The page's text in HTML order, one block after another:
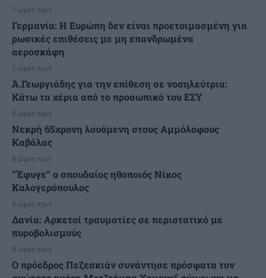
7 ώρες πριν
Γερμανία: Η Ευρώπη δεν είναι προετοιμασμένη για
ρωσικές επιθέσεις με μη επανδρωμένα
αεροσκάφη
7 ώρες πριν
Ά.Γεωργιάδης για την επίθεση σε νοσηλεύτρια:
Κάτω τα χέρια από το προσωπικό του ΕΣΥ
8 ώρες πριν
Νεκρή 65χρονη λουόμενη στους Αμμόλοφους
Καβάλας
8 ώρες πριν
“Έφυγε” ο σπουδαίος ηθοποιός Νίκος
Καλογερόπουλος
9 ώρες πριν
Δανία: Αρκετοί τραυματίες σε περιστατικό με
πυροβολισμούς
9 ώρες πριν
Ο πρόεδρος Πεζεσκιάν συνάντησε πρόσφατα τον